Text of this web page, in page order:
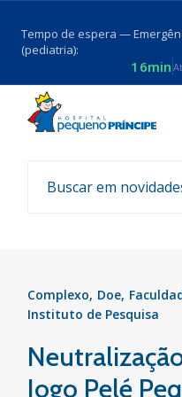
Tempo de espera —
(pediatria):
16min
Voltar
Notícias
Complexo Doe
Instituto de Pesquisa
Jogo Pelé